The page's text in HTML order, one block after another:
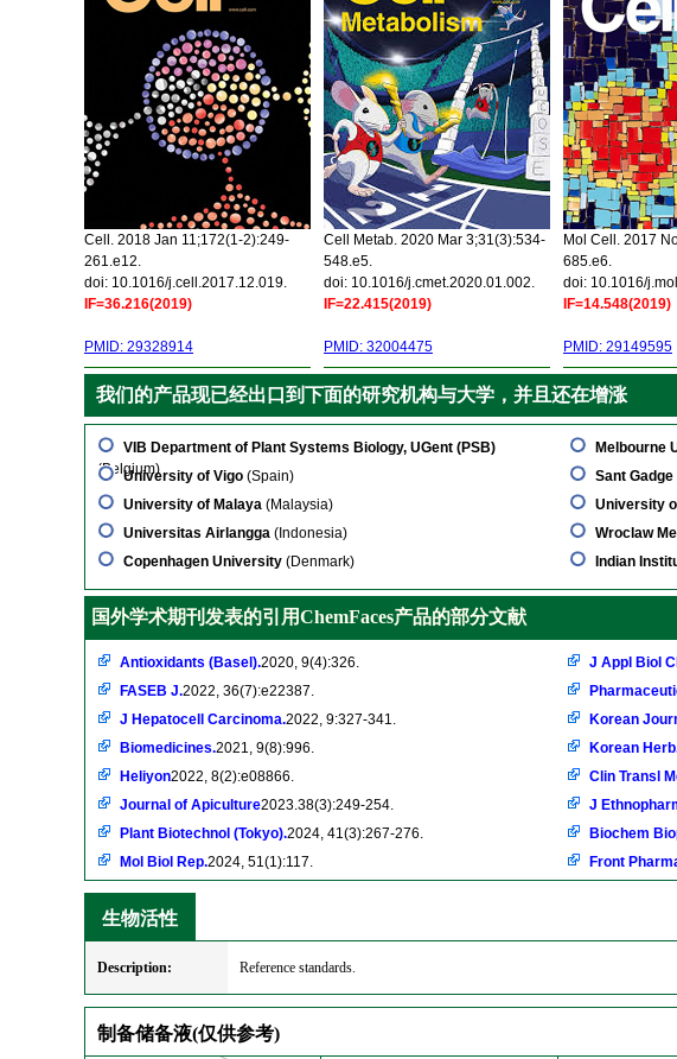
Cell. 2018 Jan 11;172(1-2):249-
261.e12.
doi: 10.1016/j.cell.2017.12.019.
IF=36.216(2019)
PMID: 29328914
Cell Metab. 2020 Mar 3;31(3):534-
548.e5.
doi: 10.1016/j.cmet.2020.01.002.
IF=22.415(2019)
PMID: 32004475
Mol Cell. 2017
685.e6.
doi: 10.1016/
IF=14.548(2019)
PMID: 29149595
我们的产品现已经出口到下面的研究机构与大学，并且还在增涨
VIB Department of Plant Systems Biology, UGent (PSB)
(Belgium)
University of Vigo (Spain)
University of Malaya (Malaysia)
Universitas Airlangga (Indonesia)
Copenhagen University (Denmark)
Melbourne
Sant
University
Wroclaw
Indian
国外学术期刊发表的引用ChemFaces产品的部分文献
Antioxidants (Basel).2020, 9(4):326.
FASEB J.2022, 36(7):e22387.
J Hepatocell Carcinoma.2022, 9:327-341.
Biomedicines.2021, 9(8):996.
Heliyon2022, 8(2):e08866.
Journal of Apiculture2023.38(3):249-254.
Plant Biotechnol (Tokyo).2024, 41(3):267-276.
Mol Biol Rep.2024, 51(1):117.
J Appl Biol
Korean
Korean
Clin Transl
J
Biochem
Front
生物活性
Description: Reference standards.
制备储备液(仅供参考)